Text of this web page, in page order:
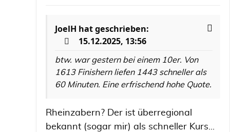
JoelH hat geschrieben:
15.12.2025, 13:56
btw. war gestern bei einem 10er. Von
1613 Finishern liefen 1443 schneller als
60 Minuten. Eine erfrischend hohe Quote.
Rheinzabern? Der ist überregional
bekannt (sogar mir) als schneller Kurs...